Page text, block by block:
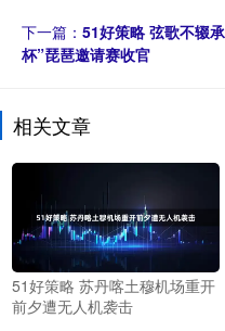
下一篇： 51好策略 弦歌不辍
杯”琵琶邀请赛收官
相关文章
51好策略 苏丹喀土穆机场重开
前夕遭无人机袭击